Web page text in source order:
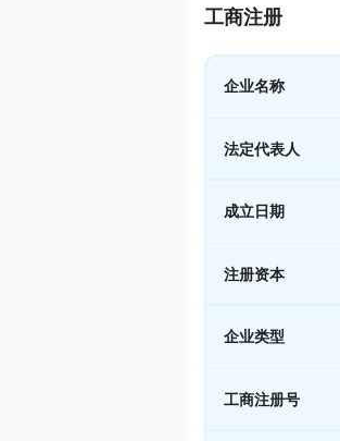
工商注册
企业名称
法定代表人
成立日期
注册资本
企业类型
工商注册号